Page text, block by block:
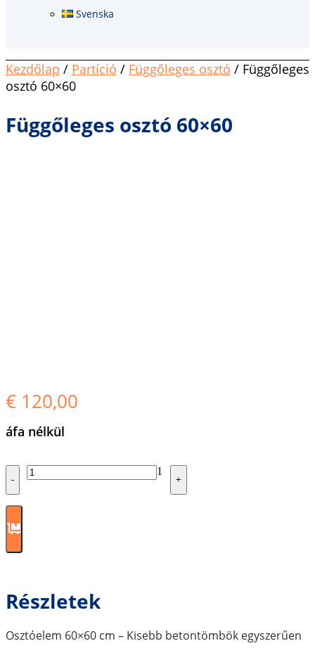
Svenska
Kezdőlap / Partíció / Függőleges osztó / Függőleges
osztó 60×60
Függőleges osztó 60×60
€ 120,00
áfa nélkül
Quantity
-
1
+
Részletek
Osztóelem 60×60 cm – Kisebb betontömbök egyszerűen